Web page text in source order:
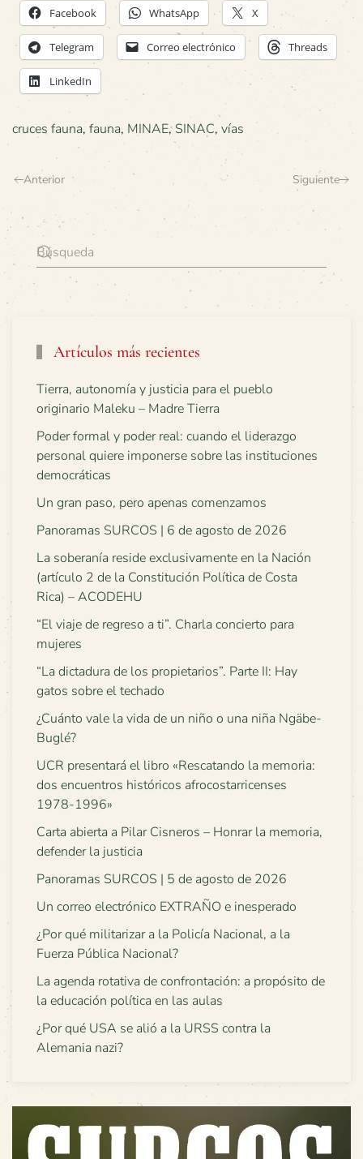
Facebook WhatsApp X
Telegram Correo electrónico Threads
LinkedIn
cruces fauna, fauna, MINAE, SINAC, vías
Anterior Siguiente
Artículos más recientes
Tierra, autonomía y justicia para el pueblo
originario Maleku – Madre Tierra
Poder formal y poder real: cuando el liderazgo
personal quiere imponerse sobre las instituciones
democráticas
Un gran paso, pero apenas comenzamos
Panoramas SURCOS | 6 de agosto de 2026
La soberanía reside exclusivamente en la Nación
(artículo 2 de la Constitución Política de Costa
Rica) – ACODEHU
“El viaje de regreso a ti”. Charla concierto para
mujeres
“La dictadura de los propietarios”. Parte II: Hay
gatos sobre el techado
¿Cuánto vale la vida de un niño o una niña Ngäbe-
Buglé?
UCR presentará el libro «Rescatando la memoria:
dos encuentros históricos afrocostarricenses
1978-1996»
Carta abierta a Pilar Cisneros – Honrar la memoria,
defender la justicia
Panoramas SURCOS | 5 de agosto de 2026
Un correo electrónico EXTRAÑO e inesperado
¿Por qué militarizar a la Policía Nacional, a la
Fuerza Pública Nacional?
La agenda rotativa de confrontación: a propósito de
la educación política en las aulas
¿Por qué USA se alió a la URSS contra la
Alemania nazi?